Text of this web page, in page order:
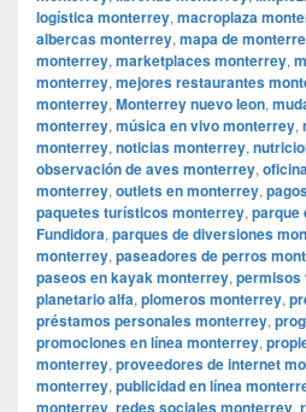
logística monterrey, macroplaza
albercas monterrey, mapa de
monterrey, marketplaces monterrey,
monterrey, mejores restaurantes
monterrey, Monterrey nuevo leon,
monterrey, música en vivo monterrey,
monterrey, noticias monterrey,
observación de aves monterrey,
monterrey, outlets en monterrey,
paquetes turísticos monterrey, parque
Fundidora, parques de diversiones
monterrey, paseadores de perros
paseos en kayak monterrey, permisos
planetario alfa, plomeros monterrey,
préstamos personales monterrey,
promociones en línea monterrey,
monterrey, proveedores de internet
monterrey, publicidad en línea
monterrey, redes sociales monterrey,